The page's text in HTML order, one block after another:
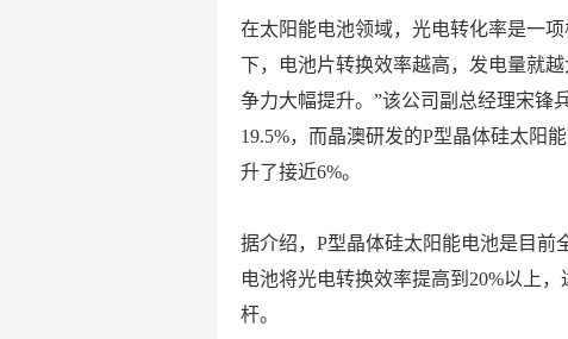
在太阳能电池领域，光电转化率是一
下，电池片转换效率越高，发电量就
争力大幅提升。”该公司副总经理宋锋
19.5%，而晶澳研发的P型晶体硅太阳
升了接近6%。
据介绍，P型晶体硅太阳能电池是目前
电池将光电转换效率提高到20%以上
杆。